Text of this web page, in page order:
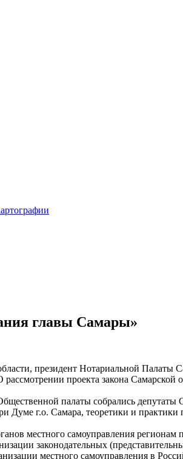
главы Самары»
президент Нотариальной Палаты
проекта закона Самарской
палаты собрались
Думе г.о. Самара, теоретики и
местного самоуправления
законодательных
местного самоуправления в